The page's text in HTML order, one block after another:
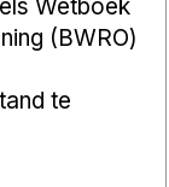
Wetboek
(BWRO)
te